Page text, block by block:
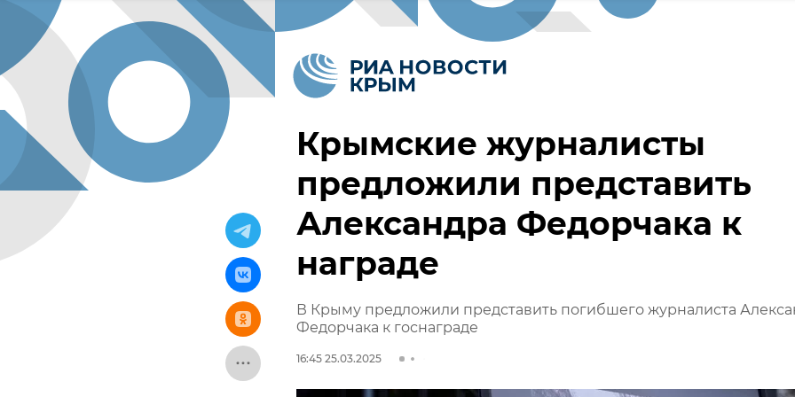
Крымские журналисты
предложили представить
Александра Федорчака к
награде
В Крыму предложили представить погибшего журналиста
Федорчака к госнаграде
16:45 25.03.2025